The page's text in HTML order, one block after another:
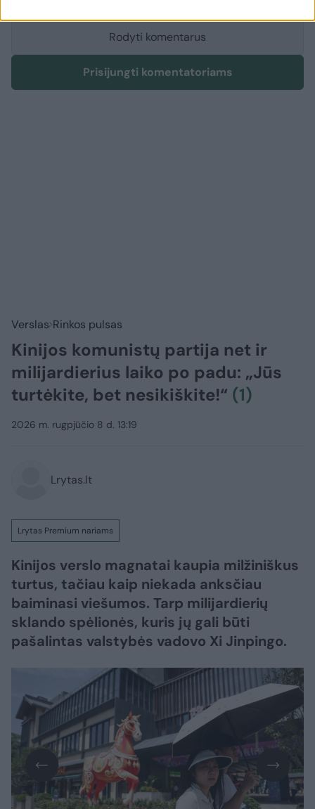
Rodyti komentarus
Prisijungti komentatoriams
Verslas Rinkos pulsas
Kinijos komunistų partija net ir
milijardierius laiko po padu: „Jūs
turtėkite, bet nesikiškite!“ (1)
2026 m. rugpjūčio 8 d. 13:19
Lrytas.lt
Lrytas Premium nariams
Kinijos verslo magnatai kaupia milžiniškus
turtus, tačiau kaip niekada anksčiau
baiminasi viešumos. Tarp milijardierių
sklando spėlionės, kuris jų gali būti
pašalintas valstybės vadovo Xi Jinpingo.